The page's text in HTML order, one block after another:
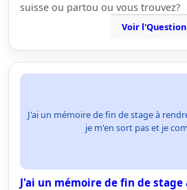
suisse ou partou ou vous trouvez?
Voir l'Question
J'ai un mémoire de fin de stage à
je m'en sort pas et je
J'ai un mémoire de fin de